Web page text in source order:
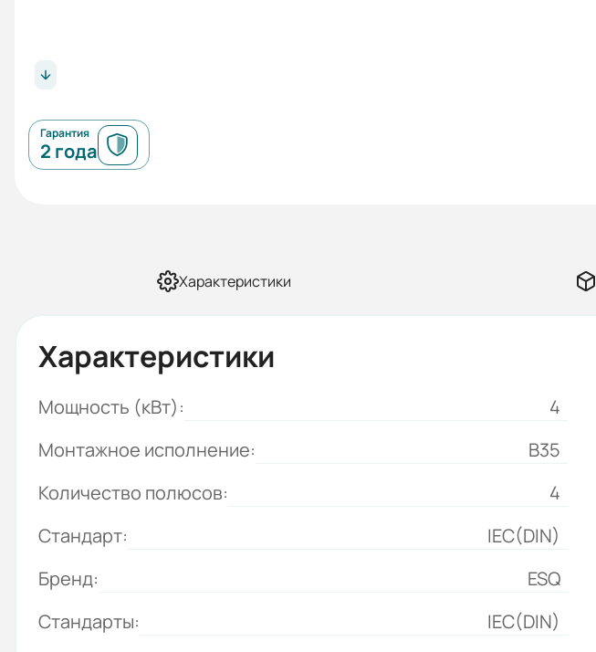
Гарантия
2 года
Характеристики
Характеристики
Мощность (кВт): 4
Монтажное исполнение:
B35
Количество полюсов:
4
Стандарт:
IEC(DIN)
Бренд:
ESQ
Стандарты:
IEC(DIN)